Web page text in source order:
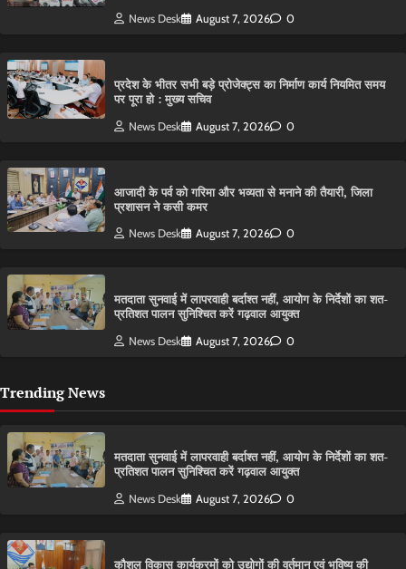
News Desk August 7, 2026 0
प्रदेश के भीतर सभी बड़े प्रोजेक्ट्स का निर्माण कार्य नियमित समय
पर पूरा हो : मुख्य सचिव
News Desk August 7, 2026 0
आजादी के पर्व को गरिमा और भव्यता से मनाने की तैयारी, जिला
प्रशासन ने कसी कमर
News Desk August 7, 2026 0
मतदाता सुनवाई में लापरवाही बर्दाश्त नहीं, आयोग के निर्देशों का शत-
प्रतिशत पालन सुनिश्चित करें गढ़वाल आयुक्त
News Desk August 7, 2026 0
Trending News
मतदाता सुनवाई में लापरवाही बर्दाश्त नहीं, आयोग के निर्देशों का शत-
प्रतिशत पालन सुनिश्चित करें गढ़वाल आयुक्त
News Desk August 7, 2026 0
कौशल विकास कार्यक्रमों को उद्योगों की वर्तमान एवं भविष्य की